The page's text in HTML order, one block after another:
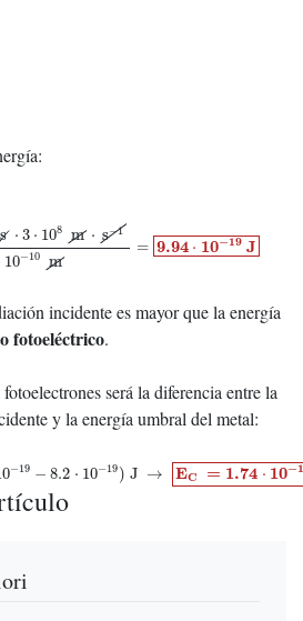
s ⋅ 3 ⋅ 108 m ⋅ s−1
10−10 m
= 9.94 ⋅ 10−19 J
−1 10−
incidente es mayor que la energía
fotoeléctrico.
será la diferencia entre la
y la energía umbral del metal:
−19 − 8.2 ⋅ 10−19) J → EC = 1.74 ⋅ 10−
10 EC 10−19 J